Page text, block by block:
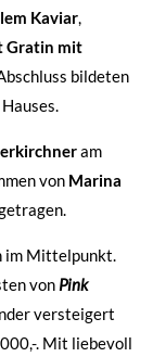
Kaviar,
Gratin mit
bildeten
am
von Marina
im Mittelpunkt.
von Pink
versteigert
. Mit liebevoll